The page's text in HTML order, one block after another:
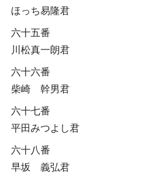
ほっち易隆君
六十五番
川松真一朗君
六十六番
柴崎 幹男君
六十七番
平田みつよし君
六十八番
早坂 義弘君